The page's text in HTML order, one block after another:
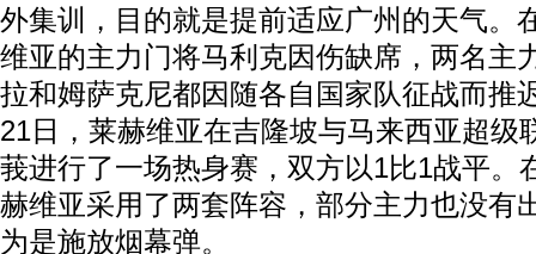
外集训，目的就是提前适应广州的天气。
维亚的主力门将马利克因伤缺席，两名
拉和姆萨克尼都因随各自国家队征战而推
21日，莱赫维亚在吉隆坡与马来西亚超级
莪进行了一场热身赛，双方以1比1战平。
赫维亚采用了两套阵容，部分主力也没有
为是施放烟幕弹。